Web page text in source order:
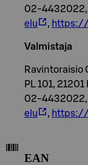
02-4432022,
elu
, https://
Valmistaja
Ravintoraisio
PL 101, 21201
02-4432022,
elu
, https://
EAN